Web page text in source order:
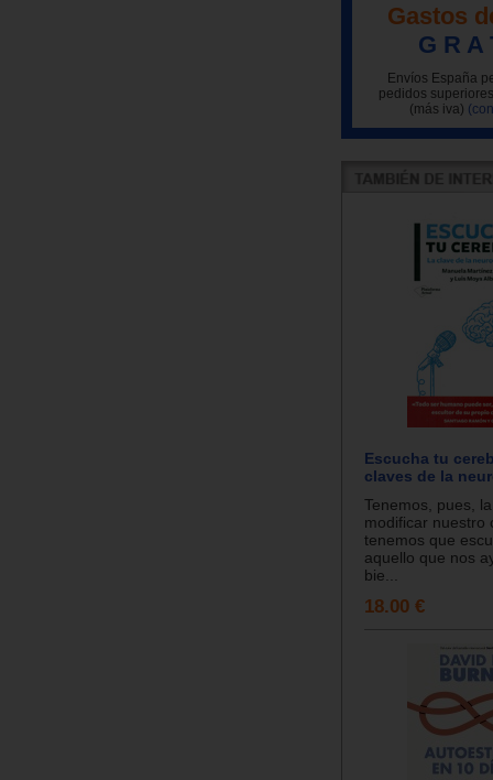
Gastos
G R A
Envíos España
pedidos
(más iva)
Escucha tu
claves de la
Tenemos, pues,
modificar nuestro
tenemos que
aquello que nos
bie...
18.00 €